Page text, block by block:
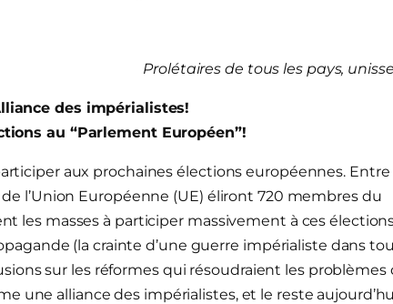
Prolétaires de tous les pays,
des impérialistes!
au “Parlement Européen”!
aux prochaines élections européennes. Entre
l’Union Européenne (UE) éliront 720 membres du
les masses à participer massivement à ces
(la crainte d’une guerre impérialiste dans
sur les réformes qui résoudraient les problèmes
une alliance des impérialistes, et le reste